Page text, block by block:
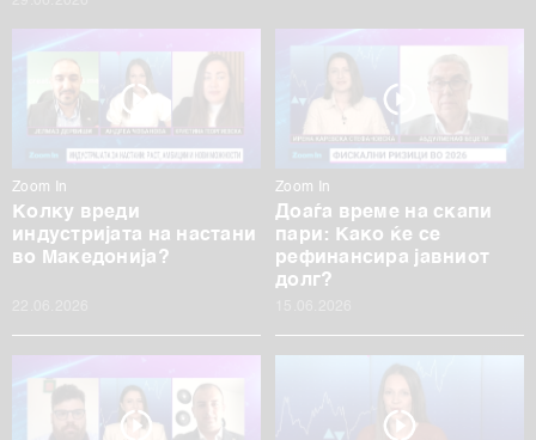
Zoom In
Колку вреди
индустријата на настани
во Македонија?
Zoom In
Доаѓа време на скапи
пари: Како ќе се
рефинансира јавниот
долг?